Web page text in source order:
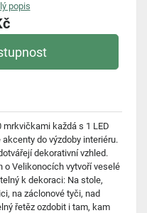
popis
mrkvičkami každá s 1 LED
do výzdoby interiéru.
dekorativní vzhled.
o Velikonocích vytvoří veselé
k dekoraci: Na stole,
na záclonové tyči, nad
řetěz ozdobit i tam, kam